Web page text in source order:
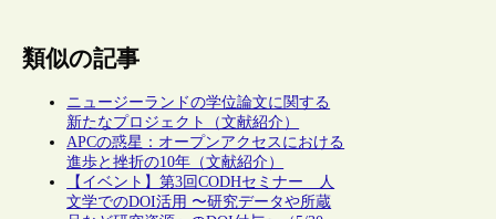
類似の記事
ニュージーランドの学位論文に関する
新たなプロジェクト（文献紹介）
APCの惑星：オープンアクセスにおける
進歩と挫折の10年（文献紹介）
【イベント】第3回CODHセミナー 人
文学でのDOI活用 〜研究データや所蔵